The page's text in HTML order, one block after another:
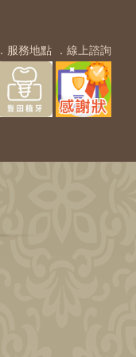
．服務地點 ．線上諮詢